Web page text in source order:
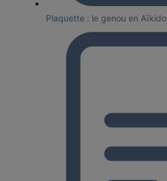
Plaquette : le genou en Aïkido